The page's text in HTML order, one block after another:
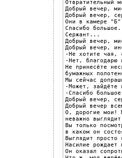
Отвратительный
Добрый вечер,
Добрый вечер,
Они в камере
Спасибо большое.
Сержант...
Добрый вечер,
Добрый вечер,
-Не хотите чая,
-Нет, благодарю
Не принесёте
бумажных
Мы сейчас
-Может, зайдёте
-Спасибо
Добрый вечер,
Добрый вечер
О, дорогие мои!
неважно
Вы только
в каком он
Выглядит просто
Насилие рождает
Он оказал